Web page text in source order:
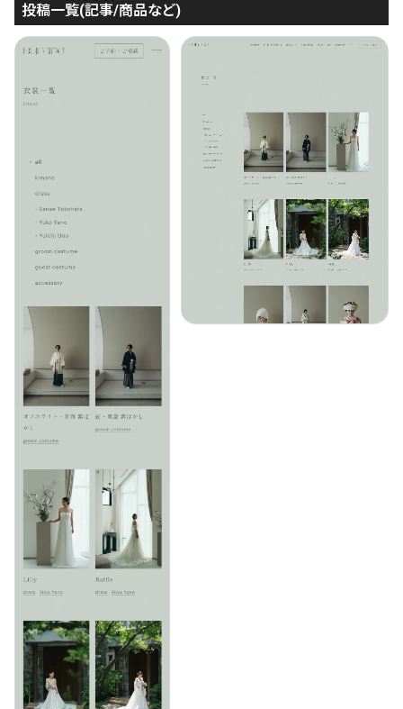
投稿一覧(記事/商品など)